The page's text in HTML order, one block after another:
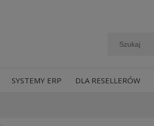
SYSTEMY ERP DLA RESELLERÓW